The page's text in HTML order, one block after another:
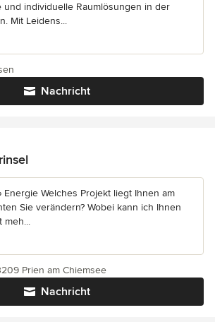
und individuelle Raumlösungen in der
Mit Leidens...
Nachricht
Welches Projekt liegt Ihnen am
Sie verändern? Wobei kann ich Ihnen
meh...
Nachricht
Prien am Chiemsee